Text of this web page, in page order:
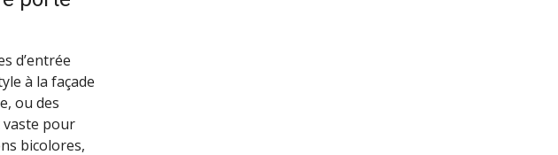
d’entrée
à la façade
ou des
vaste pour
bicolores,